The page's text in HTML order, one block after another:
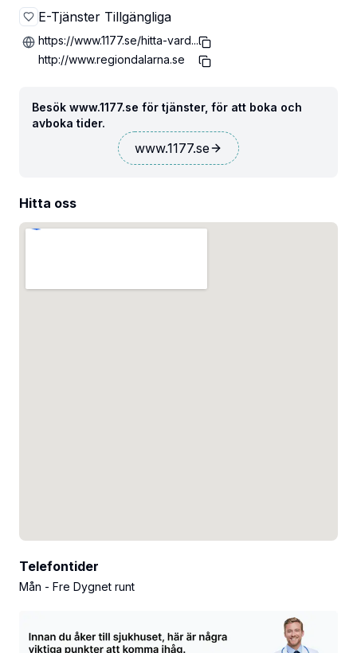
E-Tjänster Tillgängliga
https://www.1177.se/hitta-vard...
http://www.regiondalarna.se
Besök www.1177.se för tjänster, för att boka och
avboka tider.
www.1177.se
Hitta oss
Telefontider
Mån - Fre Dygnet runt